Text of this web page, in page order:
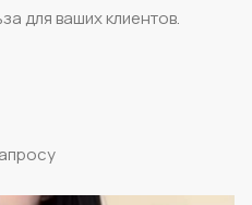
для ваших клиентов.